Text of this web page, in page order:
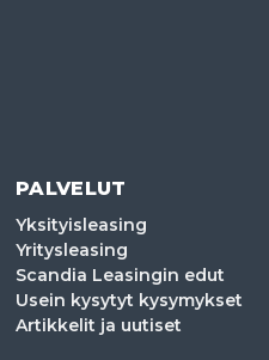
PALVELUT
Yksityisleasing
Yritysleasing
Scandia Leasingin edut
Usein kysytyt kysymykset
Artikkelit ja uutiset